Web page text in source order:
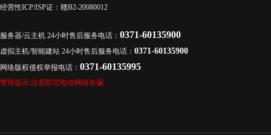
经营性ICP/ISP证：赣B2-20080012
服务器/云主机 24小时售后服务电话： 0371-60135900
虚拟主机/智能建站 24小时售后服务电话： 0371-60135900
网络版权侵权举报电话： 0371-60135995
警情提示:注意防范电信网络诈骗